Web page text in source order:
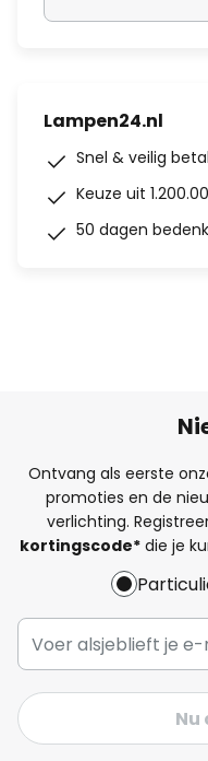
Lampen24.nl
Snel & veilig
Keuze uit
50 dagen
Ontvang als eerste
promoties en de
verlichting.
kortingscode*die je
Nu